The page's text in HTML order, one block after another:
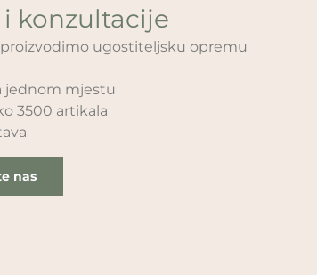
konzultacije
ugostiteljsku opremu
jednom mjestu
3500 artikala
nas